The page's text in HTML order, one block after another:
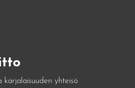
karjalaisuuden yhteisö